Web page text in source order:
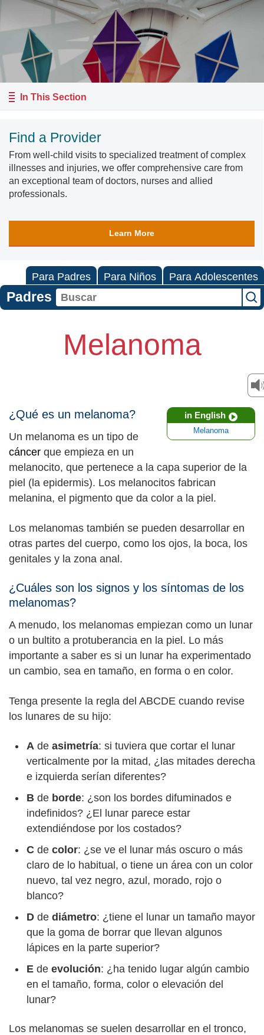
In This Section
Find a Provider
From well-child visits to specialized treatment of complex
illnesses and injuries, we offer comprehensive care from
an exceptional team of doctors, nurses and allied
professionals.
Learn More
Para Padres Para Niños Para Adolescentes
Padres
Melanoma
in English
Melanoma
¿Qué es un melanoma?
Un melanoma es un tipo de
cáncer que empieza en un
melanocito, que pertenece a la capa superior de la
piel (la epidermis). Los melanocitos fabrican
melanina, el pigmento que da color a la piel.
Los melanomas también se pueden desarrollar en
otras partes del cuerpo, como los ojos, la boca, los
genitales y la zona anal.
¿Cuáles son los signos y los síntomas de los
melanomas?
A menudo, los melanomas empiezan como un lunar
o un bultito a protuberancia en la piel. Lo más
importante a saber es si un lunar ha experimentado
un cambio, sea en tamaño, en forma o en color.
Tenga presente la regla del ABCDE cuando revise
los lunares de su hijo:
A de asimetría: si tuviera que cortar el lunar
verticalmente por la mitad, ¿las mitades derecha
e izquierda serían diferentes?
B de borde: ¿son los bordes difuminados e
indefinidos? ¿El lunar parece estar
extendiéndose por los costados?
C de color: ¿se ve el lunar más oscuro o más
claro de lo habitual, o tiene un área con un color
nuevo, tal vez negro, azul, morado, rojo o
blanco?
D de diámetro: ¿tiene el lunar un tamaño mayor
que la goma de borrar que llevan algunos
lápices en la parte superior?
E de evolución: ¿ha tenido lugar algún cambio
en el tamaño, forma, color o elevación del
lunar?
Los melanomas se suelen desarrollar en el tronco,